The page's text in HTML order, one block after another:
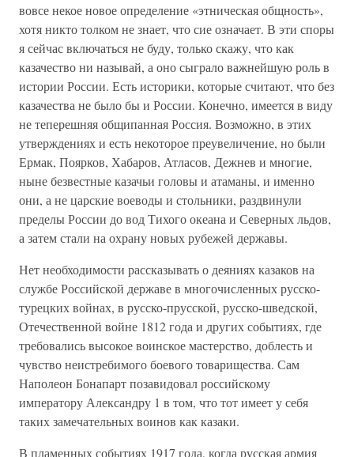
вовсе некое новое определение «этническая общность»,
хотя никто толком не знает, что сие означает. В эти споры
я сейчас включаться не буду, только скажу, что как
казачество ни называй, а оно сыграло важнейшую роль в
истории России. Есть историки, которые считают, что без
казачества не было бы и России. Конечно, имеется в виду
не теперешняя общипанная Россия. Возможно, в этих
утверждениях и есть некоторое преувеличение, но были
Ермак, Поярков, Хабаров, Атласов, Дежнев и многие,
ныне безвестные казачьи головы и атаманы, и именно
они, а не царские воеводы и стольники, раздвинули
пределы России до вод Тихого океана и Северных льдов,
а затем стали на охрану новых рубежей державы.
Нет необходимости рассказывать о деяниях казаков на
службе Российской державе в многочисленных русско-
турецких войнах, в русско-прусской, русско-шведской,
Отечественной войне 1812 года и других событиях, где
требовались высокое воинское мастерство, доблесть и
чувство неистребимого боевого товарищества. Сам
Наполеон Бонапарт позавидовал российскому
императору Александру 1 в том, что тот имеет у себя
таких замечательных воинов как казаки.
В пламенных событиях 1917 года, когда русская армия